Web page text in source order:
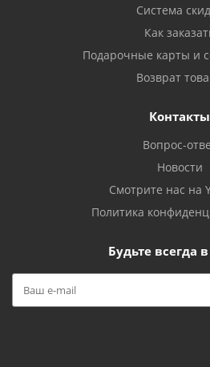
Система
Как
Подарочные карты и
Возврат
Контакты
Вопрос-
Новости
Смотрите нас на
Политика
Будьте всегда